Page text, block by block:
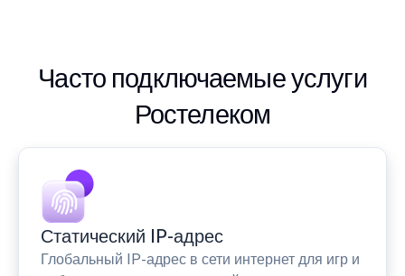
Часто подключаемые услуги
Ростелеком
Статический IP-адрес
Глобальный IP-адрес в сети интернет для игр и